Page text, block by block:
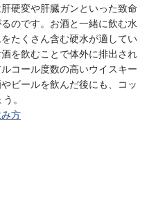
硬変や肝臓ガンといった致命
のです。お酒と一緒に飲む水
たくさん含む硬水が適してい
を飲むことで体外に排出され
コール度数の高いウイスキー
ビールを飲んだ後にも、コッ
。
方